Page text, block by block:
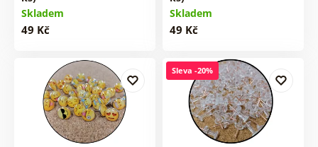
Skladem
49 Kč
Skladem
49 Kč
Sleva -20%